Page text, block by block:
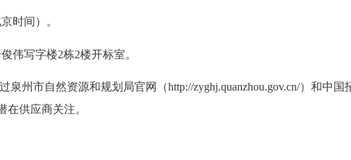
时间）。
写字楼2栋2楼开标室。
市自然资源和规划局官网（http://zyghj.quanzhou.gov.cn/）和中国
在供应商关注。